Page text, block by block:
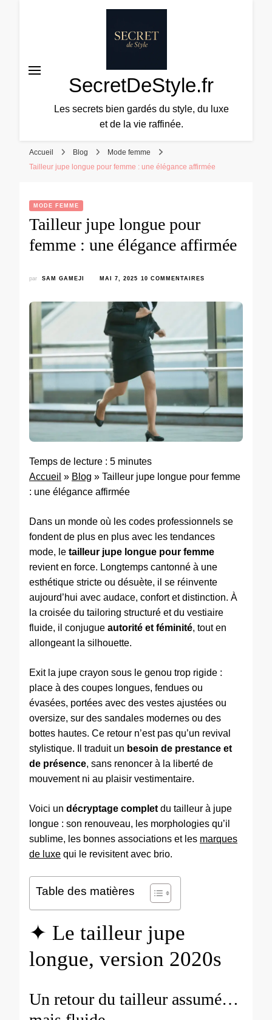
SecretDeStyle.fr
Les secrets bien gardés du style, du luxe
et de la vie raffinée.
Accueil Blog
Mode femme
Tailleur jupe longue pour femme : une élégance affirmée
MODE FEMME
Tailleur jupe longue pour
femme : une élégance affirmée
par SAM GAMEJI MAI 7, 2025 10 COMMENTAIRES
Temps de lecture : 5 minutes
Accueil » Blog » Tailleur jupe longue pour femme
: une élégance affirmée
Dans un monde où les codes professionnels se
fondent de plus en plus avec les tendances
mode, le tailleur jupe longue pour femme
revient en force. Longtemps cantonné à une
esthétique stricte ou désuète, il se réinvente
aujourd’hui avec audace, confort et distinction. À
la croisée du tailoring structuré et du vestiaire
fluide, il conjugue autorité et féminité, tout en
allongeant la silhouette.
Exit la jupe crayon sous le genou trop rigide :
place à des coupes longues, fendues ou
évasées, portées avec des vestes ajustées ou
oversize, sur des sandales modernes ou des
bottes hautes. Ce retour n’est pas qu’un revival
stylistique. Il traduit un besoin de prestance et
de présence, sans renoncer à la liberté de
mouvement ni au plaisir vestimentaire.
Voici un décryptage completdu tailleur à jupe
longue : son renouveau, les morphologies qu’il
sublime, les bonnes associations et les marques
de luxe qui le revisitent avec brio.
Table des matières
✦ Le tailleur jupe
longue, version 2020s
Un retour du tailleur assumé…